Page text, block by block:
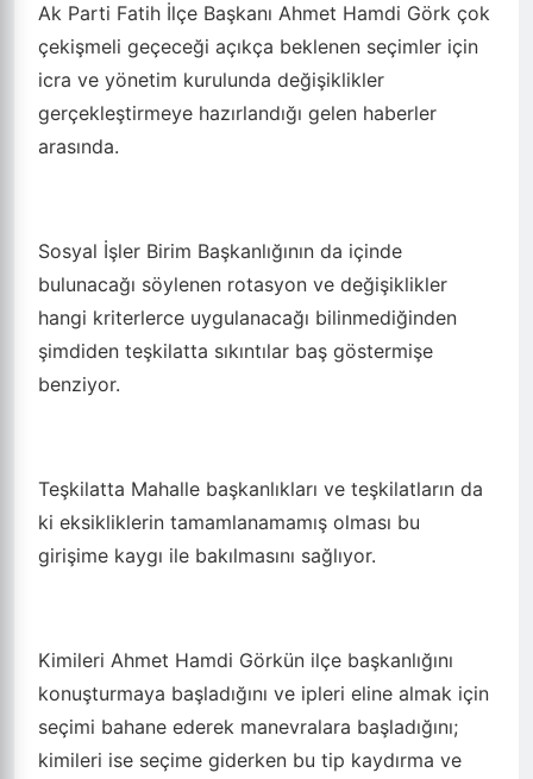
Ak Parti Fatih İlçe Başkanı Ahmet Hamdi Görk çok
çekişmeli geçeceği açıkça beklenen seçimler için
icra ve yönetim kurulunda değişiklikler
gerçekleştirmeye hazırlandığı gelen haberler
arasında.
Sosyal İşler Birim Başkanlığının da içinde
bulunacağı söylenen rotasyon ve değişiklikler
hangi kriterlerce uygulanacağı bilinmediğinden
şimdiden teşkilatta sıkıntılar baş göstermişe
benziyor.
Teşkilatta Mahalle başkanlıkları ve teşkilatların da
ki eksikliklerin tamamlanamamış olması bu
girişime kaygı ile bakılmasını sağlıyor.
Kimileri Ahmet Hamdi Görkün ilçe başkanlığını
konuşturmaya başladığını ve ipleri eline almak için
seçimi bahane ederek manevralara başladığını;
kimileri ise seçime giderken bu tip kaydırma ve